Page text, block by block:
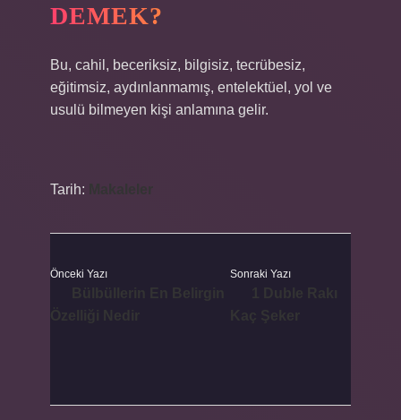
DEMEK?
Bu, cahil, beceriksiz, bilgisiz, tecrübesiz,
eğitimsiz, aydınlanmamış, entelektüel, yol ve
usulü bilmeyen kişi anlamına gelir.
Tarih:
Önceki Yazı Sonraki Yazı